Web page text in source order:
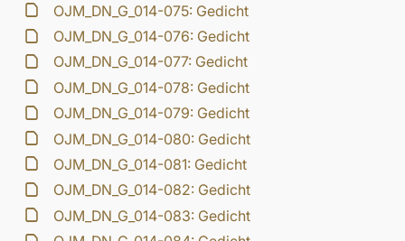
OJM_DN_G_014-075: Gedicht
OJM_DN_G_014-076: Gedicht
OJM_DN_G_014-077: Gedicht
OJM_DN_G_014-078: Gedicht
OJM_DN_G_014-079: Gedicht
OJM_DN_G_014-080: Gedicht
OJM_DN_G_014-081: Gedicht
OJM_DN_G_014-082: Gedicht
OJM_DN_G_014-083: Gedicht